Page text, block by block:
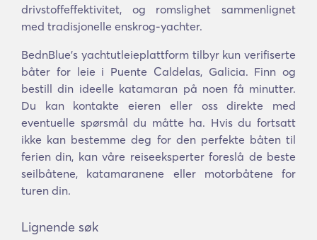
drivstoffeffektivitet, og romslighet sammenlignet
med tradisjonelle enskrog-yachter.
BednBlue's yachtutleieplattform tilbyr kun verifiserte
båter for leie i Puente Caldelas, Galicia. Finn og
bestill din ideelle katamaran på noen få minutter.
Du kan kontakte eieren eller oss direkte med
eventuelle spørsmål du måtte ha. Hvis du fortsatt
ikke kan bestemme deg for den perfekte båten til
ferien din, kan våre reiseeksperter foreslå de beste
seilbåtene, katamaranene eller motorbåtene for
turen din.
Lignende søk